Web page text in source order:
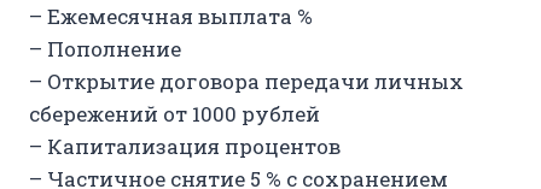
– Ежемесячная выплата %
– Пополнение
– Открытие договора передачи личных
сбережений от 1000 рублей
– Капитализация процентов
– Частичное снятие 5 % с сохранением